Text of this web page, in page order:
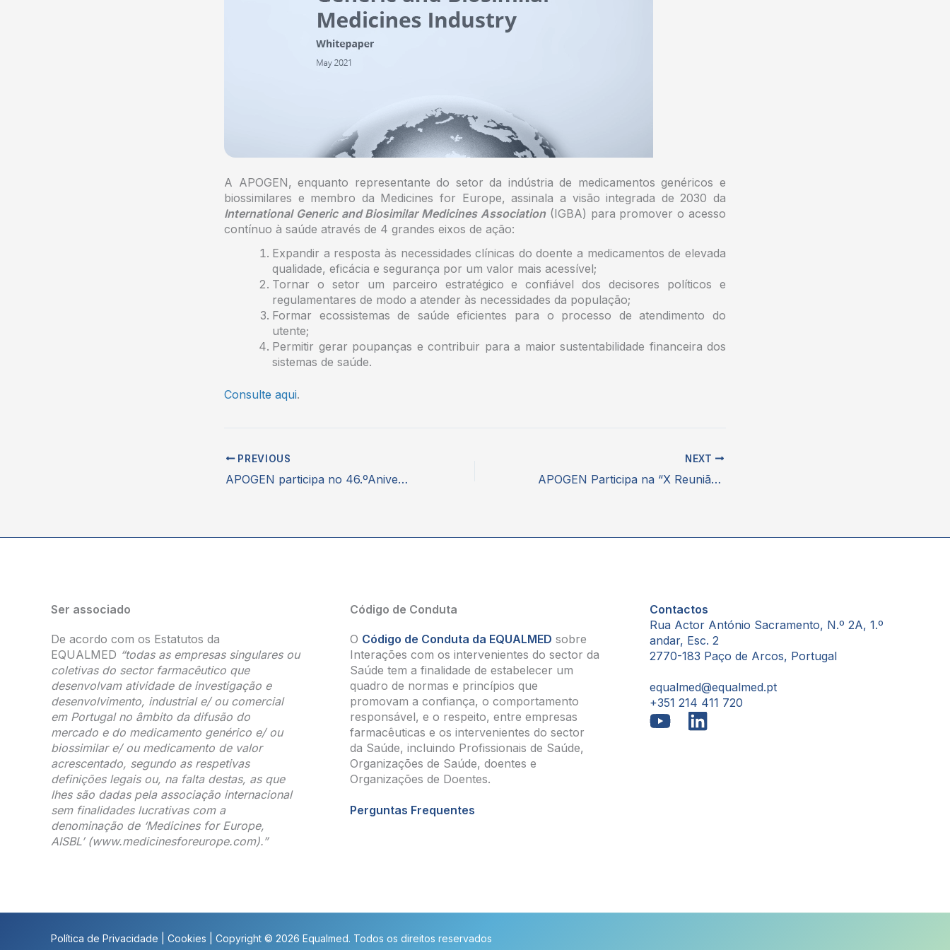
A APOGEN, enquanto representante do setor da indústria de medicamentos genéricos e
biossimilares e membro da Medicines for Europe, assinala a visão integrada de 2030 da
International Generic and Biosimilar Medicines Association(IGBA) para promover o acesso
contínuo à saúde através de 4 grandes eixos de ação:
Expandir a resposta às necessidades clínicas do doente a medicamentos de elevada
qualidade, eficácia e segurança por um valor mais acessível;
Tornar o setor um parceiro estratégico e confiável dos decisores políticos e
regulamentares de modo a atender às necessidades da população;
Formar ecossistemas de saúde eficientes para o processo de atendimento do
utente;
Permitir gerar poupanças e contribuir para a maior sustentabilidade financeira dos
sistemas de saúde.
Consulte aqui.
PREVIOUS
APOGEN participa no 46.ºAniversáio da Cooprofar
NEXT
APOGEN Participa na “X Reunião Anual da Revista Portuguesa de Farmacoterapia – Controvérsias com Medicamentos”
Ser associado
De acordo com os Estatutos da
EQUALMED “todas as empresas singulares ou
coletivas do sector farmacêutico que
desenvolvam atividade de investigação e
desenvolvimento, industrial e/ ou comercial
em Portugal no âmbito da difusão do
mercado e do medicamento genérico e/ ou
biossimilar e/ ou medicamento de valor
acrescentado, segundo as respetivas
definições legais ou, na falta destas, as que
lhes são dadas pela associação internacional
sem finalidades lucrativas com a
denominação de ‘Medicines for Europe,
AISBL’ (www.medicinesforeurope.com).”
Código de Conduta
O Código de Conduta da EQUALMED sobre
Interações com os intervenientes do sector da
Saúde tem a finalidade de estabelecer um
quadro de normas e princípios que
promovam a confiança, o comportamento
responsável, e o respeito, entre empresas
farmacêuticas e os intervenientes do sector
da Saúde, incluindo Profissionais de Saúde,
Organizações de Saúde, doentes e
Organizações de Doentes.
Perguntas Frequentes
Contactos
Rua Actor António Sacramento, N.º 2A, 1.º
andar, Esc. 2
2770-183 Paço de Arcos, Portugal
equalmed@equalmed.pt
+351 214 411 720
Política de Privacidade Cookies | Copyright © 2026 Equalmed. Todos os direitos reservados